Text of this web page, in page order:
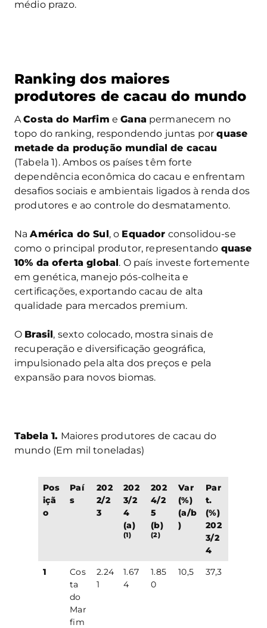
médio prazo.
Ranking dos maiores
produtores de cacau do mundo
ACosta do Marfim eGanapermanecem no
topo do ranking, respondendo juntas porquase
metade da produção mundial de cacau
(Tabela 1). Ambos os países têm forte
dependência econômica do cacau e enfrentam
desafios sociais e ambientais ligados à renda dos
produtores e ao controle do desmatamento.
NaAmérica do Sul, o Equador consolidou-se
como o principal produtor, representando quase
10% da oferta global. O país investe fortemente
em genética, manejo pós-colheita e
certificações, exportando cacau de alta
qualidade para mercados premium.
O Brasil, sexto colocado, mostra sinais de
recuperação e diversificação geográfica,
impulsionado pela alta dos preços e pela
expansão para novos biomas.
Tabela 1. Maiores produtores de cacau do
mundo (Em mil toneladas)
Pos
içã
o
Paí
s
202
2/2
3
202
3/2
4
(a)
(1)
202
4/2
5
(b)
(2)
Var
(%)
(a/b
)
Par
t.
(%)
202
3/2
4
1
Cos
ta
do
Mar
fim
2.24
1
1.67
4
1.85
0
10,5 37,3